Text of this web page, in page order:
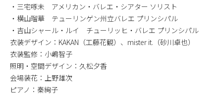
・三宅啄未 アメリカン・バレエ・シアター ソリスト
・横山瑠華 テューリンゲン州立バレエ プリンシパル
・吉山シャール・ルイ チューリッヒ・バレエ プリンシパル
衣装デザイン：KAKAN（工藤花観）、mister it.（砂川卓也）
衣装監修：小嶋智子
照明・空間デザイン：久松夕香
会場装花：上野雄次
ピアノ：秦絢子